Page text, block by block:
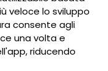
veloce lo sviluppo
consente agli
una volta e
riducendo